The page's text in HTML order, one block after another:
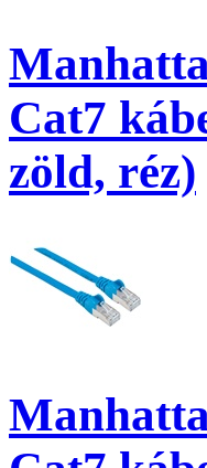
Cat7
zöld, réz)